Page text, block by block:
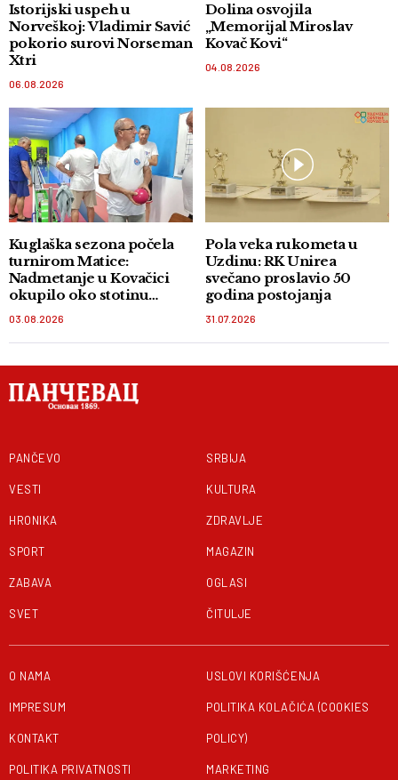
Istorijski uspeh u
Norveškoj: Vladimir Savić
pokorio surovi Norseman
Xtri
06.08.2026
Dolina osvojila
„Memorijal Miroslav
Kovač Kovi“
04.08.2026
Kuglaška sezona počela
turnirom Matice:
Nadmetanje u Kovačici
okupilo oko stotinu
03.08.2026
Pola veka rukometa u
Uzdinu: RK Unirea
svečano proslavio 50
godina postojanja
31.07.2026
PANČEVO
VESTI
HRONIKA
SPORT
ZABAVA
SVET
SRBIJA
KULTURA
ZDRAVLJE
MAGAZIN
OGLASI
ČITULJE
O NAMA
IMPRESUM
KONTAKT
POLITIKA PRIVATNOSTI
USLOVI KORIŠĆENJA
POLITIKA KOLAČIĆA (COOKIES
POLICY)
MARKETING